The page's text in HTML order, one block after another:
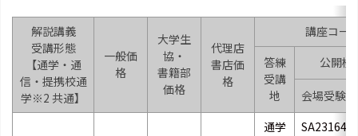
解説講義
受講形態
【通学・通
信・提携校通
学※2 共通】
一般価
格
大学生
協・
書籍部
価格
代理店
書店価
格
講座コー
答練
受講
地
公開模
会場受験
通学
SA23164